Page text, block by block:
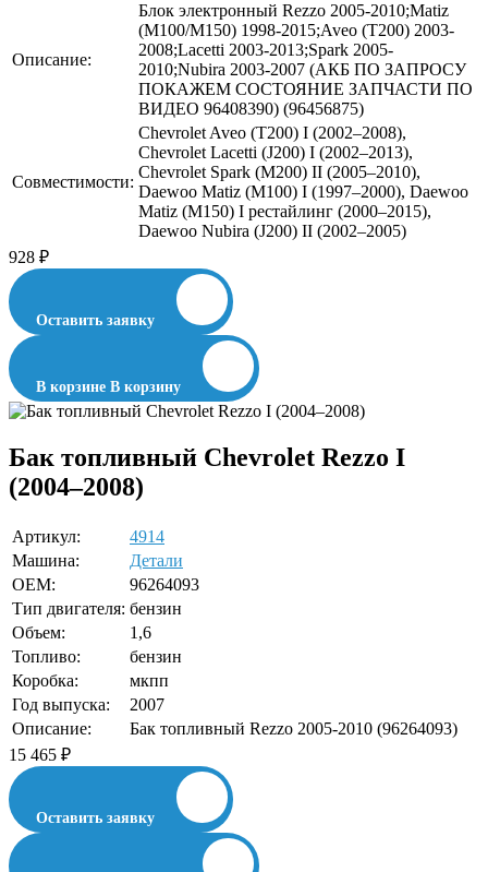
Описание:
Блок электронный Rezzo 2005-2010;Matiz
(M100/M150) 1998-2015;Aveo (T200) 2003-
2008;Lacetti 2003-2013;Spark 2005-
2010;Nubira 2003-2007 (АКБ ПО ЗАПРОСУ
ПОКАЖЕМ СОСТОЯНИЕ ЗАПЧАСТИ ПО
ВИДЕО 96408390) (96456875)
Совместимости:
Chevrolet Aveo (T200) I (2002–2008),
Chevrolet Lacetti (J200) I (2002–2013),
Chevrolet Spark (M200) II (2005–2010),
Daewoo Matiz (M100) I (1997–2000), Daewoo
Matiz (M150) I рестайлинг (2000–2015),
Daewoo Nubira (J200) II (2002–2005)
928 ₽
Оставить заявку
В корзине В корзину
Бак топливный Chevrolet Rezzo I
(2004–2008)
Артикул:
4914
Машина:
Детали
OEM:
96264093
Тип двигателя: бензин
Объем:
1,6
Топливо:
бензин
Коробка:
мкпп
Год выпуска:
2007
Описание:
Бак топливный Rezzo 2005-2010 (96264093)
15 465 ₽
Оставить заявку